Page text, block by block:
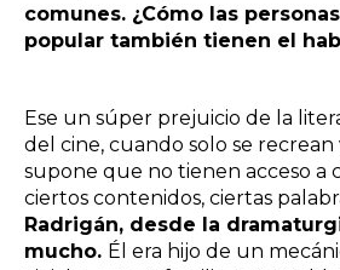
comunes. ¿Cómo las
popular también tienen el
Ese un súper prejuicio de la
del cine, cuando solo se recrean
supone que no tienen acceso a
ciertos contenidos, ciertas
Radrigán, desde la
mucho. Él era hijo de un